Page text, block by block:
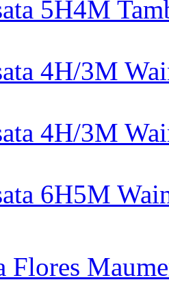
5H4M
4H/3M
4H/3M
6H5M
Flores